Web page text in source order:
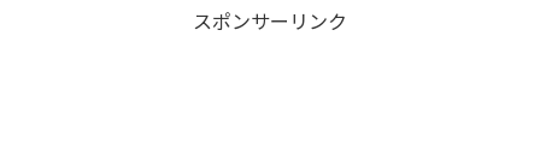
スポンサーリンク